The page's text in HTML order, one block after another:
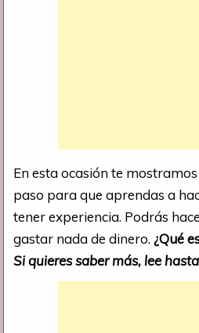
En esta ocasión te
paso para que aprendas a
tener experiencia. Podrás
gastar nada de dinero. ¿Qué
Si quieres saber más, lee